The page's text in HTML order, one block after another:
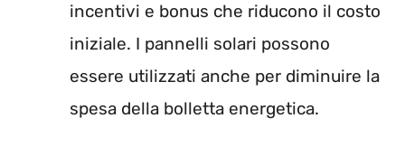
incentivi e bonus che riducono il costo
iniziale. I pannelli solari possono
essere utilizzati anche per diminuire la
spesa della bolletta energetica.